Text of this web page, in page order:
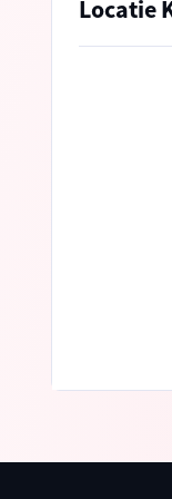
Locatie